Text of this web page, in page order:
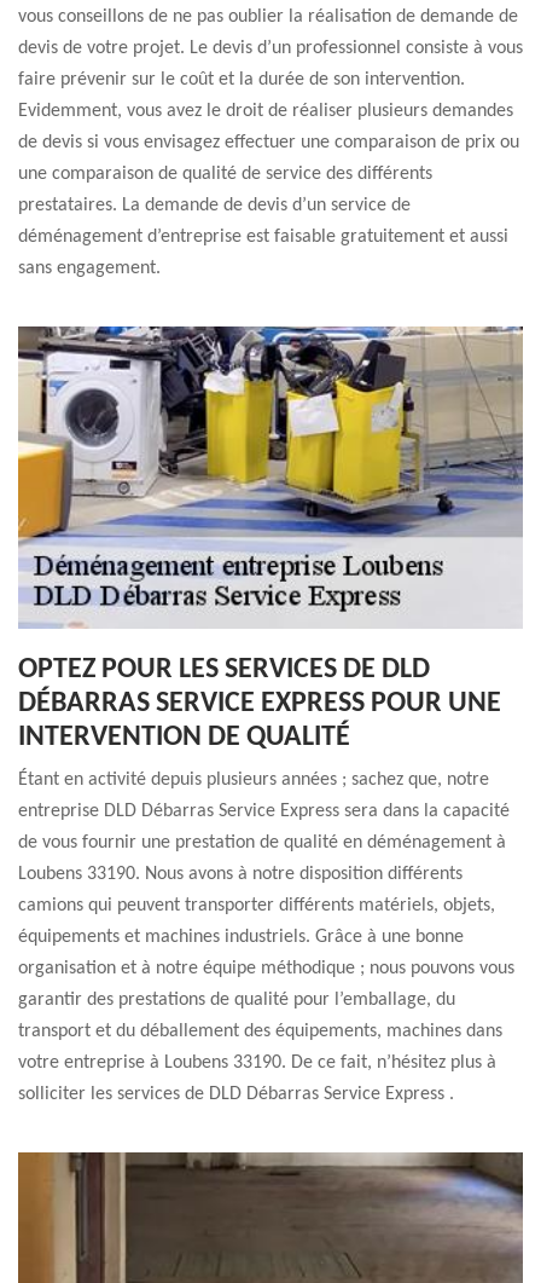
vous conseillons de ne pas oublier la réalisation de demande de
devis de votre projet. Le devis d’un professionnel consiste à vous
faire prévenir sur le coût et la durée de son intervention.
Evidemment, vous avez le droit de réaliser plusieurs demandes
de devis si vous envisagez effectuer une comparaison de prix ou
une comparaison de qualité de service des différents
prestataires. La demande de devis d’un service de
déménagement d’entreprise est faisable gratuitement et aussi
sans engagement.
OPTEZ POUR LES SERVICES DE DLD
DÉBARRAS SERVICE EXPRESS POUR UNE
INTERVENTION DE QUALITÉ
Étant en activité depuis plusieurs années ; sachez que, notre
entreprise DLD Débarras Service Express sera dans la capacité
de vous fournir une prestation de qualité en déménagement à
Loubens 33190. Nous avons à notre disposition différents
camions qui peuvent transporter différents matériels, objets,
équipements et machines industriels. Grâce à une bonne
organisation et à notre équipe méthodique ; nous pouvons vous
garantir des prestations de qualité pour l’emballage, du
transport et du déballement des équipements, machines dans
votre entreprise à Loubens 33190. De ce fait, n’hésitez plus à
solliciter les services de DLD Débarras Service Express .